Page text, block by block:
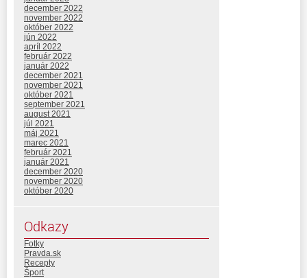
december 2022
november 2022
október 2022
jún 2022
apríl 2022
február 2022
január 2022
december 2021
november 2021
október 2021
september 2021
august 2021
júl 2021
máj 2021
marec 2021
február 2021
január 2021
december 2020
november 2020
október 2020
Odkazy
Fotky
Pravda.sk
Recepty
Šport